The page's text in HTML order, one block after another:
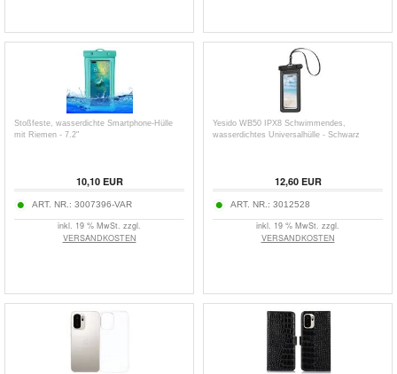
Stoßfeste, wasserdichte Smartphone-Hülle
mit Riemen - 7.2"
10,10EUR
ART. NR.: 3007396-VAR
inkl. 19 % MwSt. zzgl.
VERSANDKOSTEN
Yesido WB50 IPX8 Schwimmendes,
wasserdichtes Universalhülle - Schwarz
12,60EUR
ART. NR.: 3012528
inkl. 19 % MwSt. zzgl.
VERSANDKOSTEN